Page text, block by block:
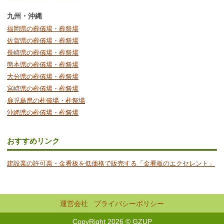
九州・沖縄
福岡県の葬儀場・葬祭場
佐賀県の葬儀場・葬祭場
長崎県の葬儀場・葬祭場
熊本県の葬儀場・葬祭場
大分県の葬儀場・葬祭場
宮崎県の葬儀場・葬祭場
鹿児島県の葬儀場・葬祭場
沖縄県の葬儀場・葬祭場
おすすめリンク
建設業の許可票・金看板を低価格で販売する「金看板のエクセレント」
運営会社 プライバシーポリシー
CopyRight 2026 © GZUP